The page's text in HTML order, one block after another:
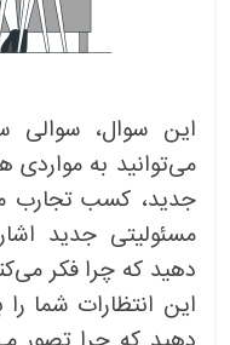
این سوال، سوالی
می‌توانید به
جدید، کسب تجارب
مسئولیتی جدید
دهید که چرا فکر
این انتظارات شما را